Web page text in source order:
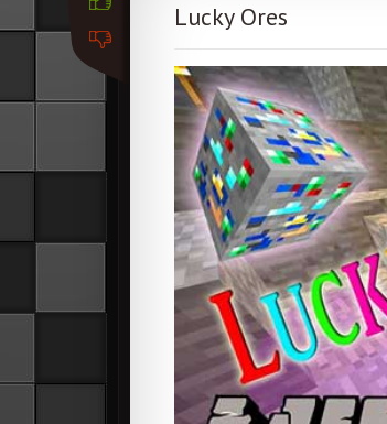
Lucky Ores